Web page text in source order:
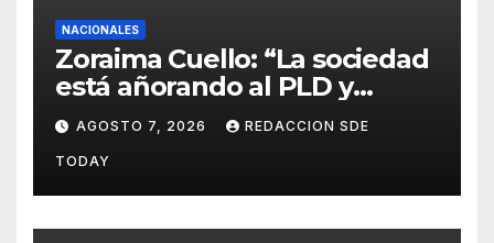
NACIONALES
Zoraima Cuello: “La sociedad
está añorando al PLD y
nuestro deber es comunicar
con la verdad y las
evidencias”
AGOSTO 7, 2026 REDACCION SDE
TODAY